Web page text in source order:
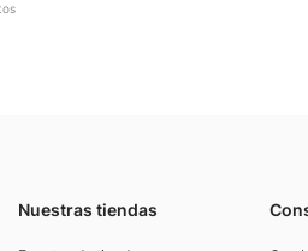
Nuestras tiendas